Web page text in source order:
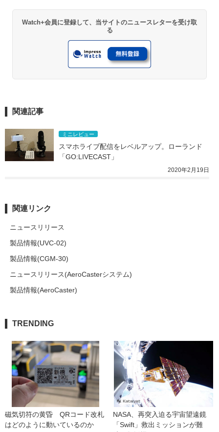
Watch+会員に登録して、当サイトのニュースレターを受け取
る
関連記事
ミニレビュー
スマホライブ配信をレベルアップ。ローランド
「GO:LIVECAST」
2020年2月19日
関連リンク
ニュースリリース
製品情報(UVC-02)
製品情報(CGM-30)
ニュースリリース(AeroCasterシステム)
製品情報(AeroCaster)
TRENDING
磁気切符の黄昏　QRコード改札
はどのように動いているのか
NASA、再突入迫る宇宙望遠鏡
「Swift」救出ミッションが難